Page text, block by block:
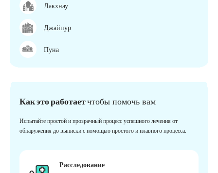
Лакхнау
Джайпур
Пуна
Как это работаетчтобы помочь вам
Испытайте простой и прозрачный процесс успешного лечения от
обнаружения до выписки с помощью простого и плавного процесса.
Расследование